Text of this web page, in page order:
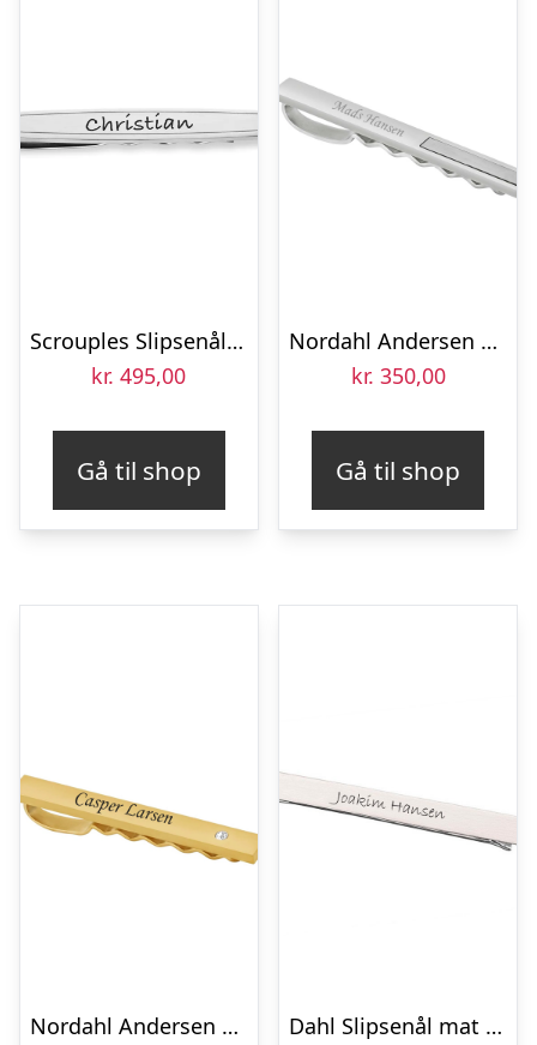
Scrouples Slipsenål Børstet stål 60 mm
kr. 495,00
Gå til shop
Nordahl Andersen Rustfri stål slipsenål, mat/blank
kr. 350,00
Gå til shop
Nordahl Andersen slipsenål forgyldt stål med zirkon 55 mm
Dahl Slipsenål mat sølv 65 x 6 mm